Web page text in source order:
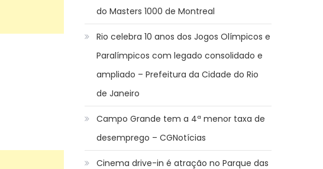
do Masters 1000 de Montreal
Rio celebra 10 anos dos Jogos Olímpicos e
Paralímpicos com legado consolidado e
ampliado – Prefeitura da Cidade do Rio
de Janeiro
Campo Grande tem a 4ª menor taxa de
desemprego – CGNotícias
Cinema drive-in é atração no Parque das